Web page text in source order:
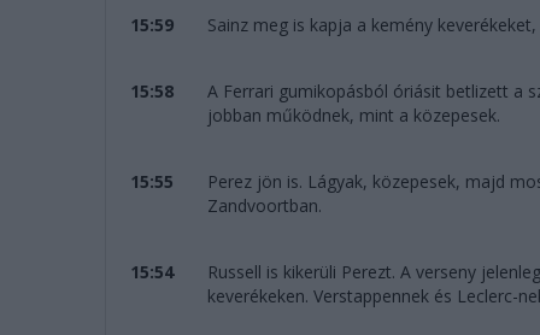
15:59 Sainz meg is kapja a kemény
15:58
A Ferrari gumikopásból óriásit betlizett a
jobban működnek, mint a közepesek.
15:55
Perez jön is. Lágyak, közepesek, majd
Zandvoortban.
15:54
Russell is kikerüli Perezt. A verseny
keverékeken. Verstappennek és Leclerc-